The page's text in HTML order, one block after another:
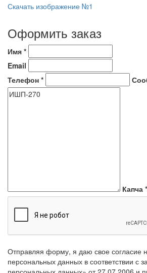
Скачать изображение №1
Оформить заказ
Имя *
Email
Телефон *
Капча *
Отправляя форму, я даю свое согласие
персональных данных в соответствии